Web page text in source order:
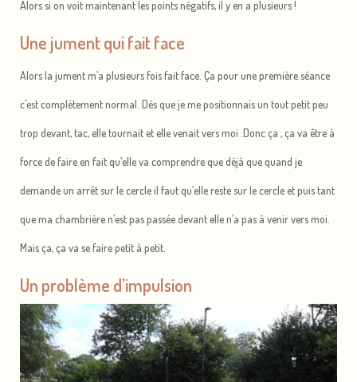
Alors si on voit maintenant les points négatifs, il y en a plusieurs !
Une jument qui fait face
Alors la jument m’a plusieurs fois fait face. Ça pour une première séance
c’est complètement normal. Dès que je me positionnais un tout petit peu
trop devant, tac, elle tournait et elle venait vers moi .Donc ça , ça va être à
force de faire en fait qu’elle va comprendre que déjà que quand je
demande un arrêt sur le cercle il faut qu’elle reste sur le cercle et puis tant
que ma chambrière n’est pas passée devant elle n’a pas à venir vers moi.
Mais ça, ça va se faire petit à petit.
Un problème d’impulsion